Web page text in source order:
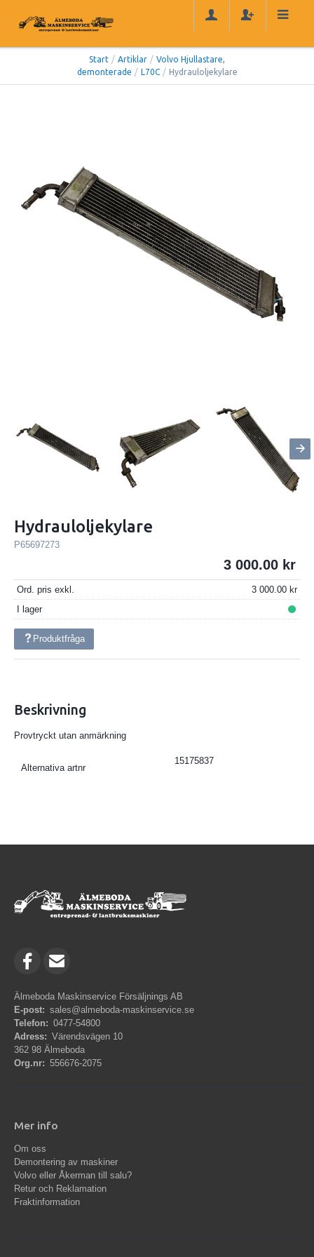
Start / Artiklar / Volvo Hjullastare,
demonterade / L70C / Hydrauloljekylare
Hydrauloljekylare
P65697273
3 000.00
Ord. pris exkl.
3 000.00
I lager
Produktfråga
Beskrivning
Provtryckt utan anmärkning
Alternativa artnr
15175837
Älmeboda Maskinservice Försäljnings AB
E-post: sales@almeboda-maskinservice.se
Telefon: 0477-54800
Adress: Värendsvägen 10
362 98 Älmeboda
Org.nr: 556676-2075
Mer info
Om oss
Demontering av maskiner
Volvo eller Åkerman till salu?
Retur och Reklamation
Fraktinformation